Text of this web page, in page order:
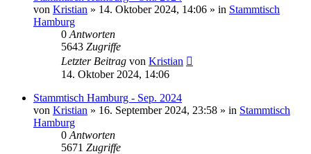
von Kristian » 14. Oktober 2024, 14:06 » in Stammtisch
Hamburg
0 Antworten
5643 Zugriffe
Letzter Beitrag von Kristian
14. Oktober 2024, 14:06
Stammtisch Hamburg - Sep. 2024
von Kristian » 16. September 2024, 23:58 » in Stammtisch
Hamburg
0 Antworten
5671 Zugriffe